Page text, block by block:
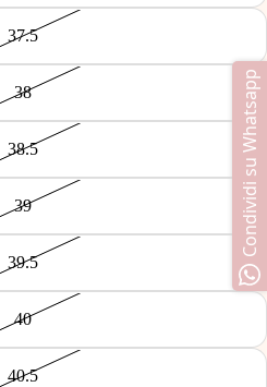
37.5
38
38.5
39
39.5
40
40.5
Condividi su Whatsapp